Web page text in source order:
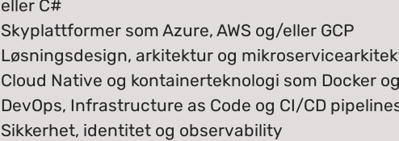
eller C#
Skyplattformer som Azure, AWS og/eller GCP
Løsningsdesign, arkitektur og
Cloud Native og kontainerteknologi som Docker
DevOps, Infrastructure as Code og CI/CD
Sikkerhet, identitet og observability